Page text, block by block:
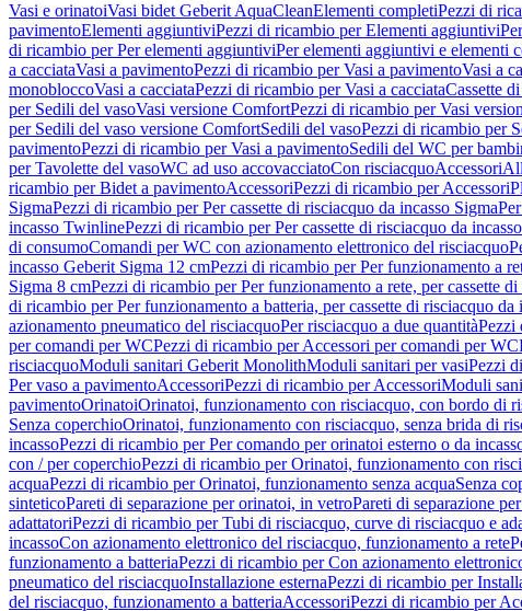
Vasi e orinatoiVasi bidet Geberit AquaCleanElementi completiPezzi di
pavimentoElementi aggiuntiviPezzi di ricambio per Elementi aggiuntivi
di ricambio per Per elementi aggiuntiviPer elementi aggiuntivi e elementi
a cacciataVasi a pavimentoPezzi di ricambio per Vasi a pavimentoVasi a
monobloccoVasi a cacciataPezzi di ricambio per Vasi a cacciataCassette
per Sedili del vasoVasi versione ComfortPezzi di ricambio per Vasi
per Sedili del vaso versione ComfortSedili del vasoPezzi di ricambio per
pavimentoPezzi di ricambio per Vasi a pavimentoSedili del WC per
per Tavolette del vasoWC ad uso accovacciatoCon risciacquoAccessori
ricambio per Bidet a pavimentoAccessoriPezzi di ricambio per Accessori
SigmaPezzi di ricambio per Per cassette di risciacquo da incasso Sigma
incasso TwinlinePezzi di ricambio per Per cassette di risciacquo da
di consumoComandi per WC con azionamento elettronico del risciacquo
incasso Geberit Sigma 12 cmPezzi di ricambio per Per funzionamento a
Sigma 8 cmPezzi di ricambio per Per funzionamento a rete, per cassette
di ricambio per Per funzionamento a batteria, per cassette di risciacquo
azionamento pneumatico del risciacquoPer risciacquo a due quantitàPezzi
per comandi per WCPezzi di ricambio per Accessori per comandi per WC
risciacquoModuli sanitari Geberit MonolithModuli sanitari per vasiPezzi
Per vaso a pavimentoAccessoriPezzi di ricambio per AccessoriModuli
pavimentoOrinatoiOrinatoi, funzionamento con risciacquo, con bordo di
Senza coperchioOrinatoi, funzionamento con risciacquo, senza brida di
incassoPezzi di ricambio per Per comando per orinatoi esterno o da
con / per coperchioPezzi di ricambio per Orinatoi, funzionamento con
acquaPezzi di ricambio per Orinatoi, funzionamento senza acquaSenza
sinteticoPareti di separazione per orinatoi, in vetroPareti di separazione
adattatoriPezzi di ricambio per Tubi di risciacquo, curve di risciacquo e
incassoCon azionamento elettronico del risciacquo, funzionamento a rete
funzionamento a batteriaPezzi di ricambio per Con azionamento
pneumatico del risciacquoInstallazione esternaPezzi di ricambio per
del risciacquo, funzionamento a batteriaAccessoriPezzi di ricambio per